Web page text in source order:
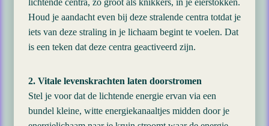
lichtende centra, zo groot als knikkers, in je eierstokken.
Houd je aandacht even bij deze stralende centra totdat je
iets van deze straling in je lichaam begint te voelen. Dat
is een teken dat deze centra geactiveerd zijn.
2. Vitale levenskrachten laten doorstromen
Stel je voor dat de lichtende energie ervan via een
bundel kleine, witte energiekanaaltjes midden door je